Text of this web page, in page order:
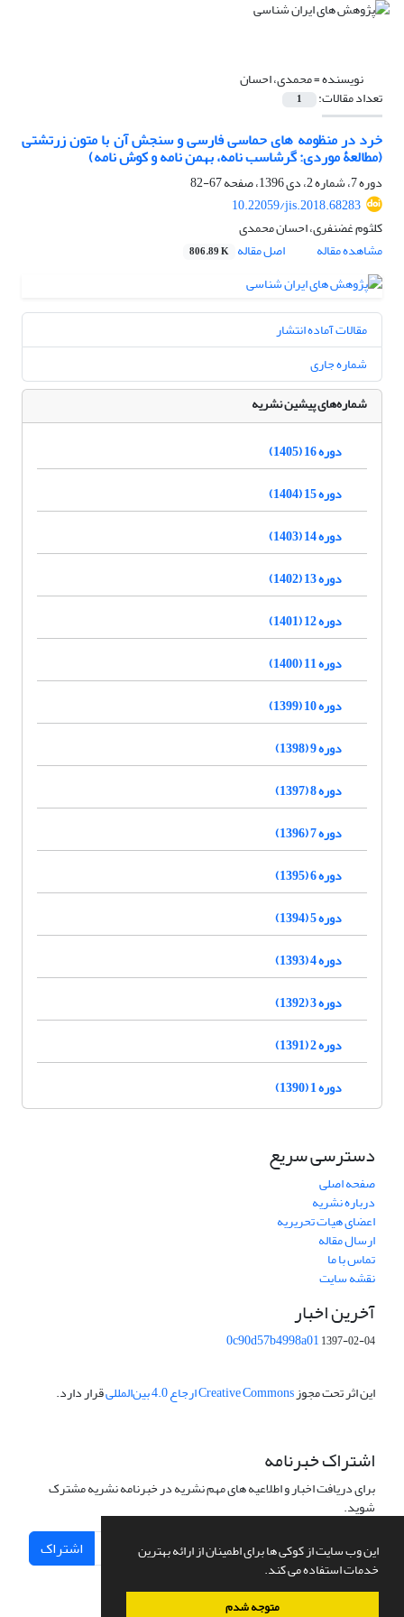
این وب سایت از کوکی ها برای اطمینان از ارائه بهترین
خدمات استفاده می کند.
متوجه شدم
نویسنده =محمدی، احسان
تعداد مقالات: 1
خرد در منظومه های حماسی فارسی و سنجش آن با متون زرتشتی
(مطالعۀ موردی: گرشاسب نامه، بهمن نامه و کوش نامه)
دوره 7، شماره 2، دی 1396، صفحه
67-82
10.22059/jis.2018.68283
کلثوم غضنفری، احسان محمدی
مشاهده مقاله
اصل مقاله 806.89 K
مقالات آماده انتشار
شماره جاری
شماره‌های پیشین نشریه
دوره 16 (1405)
دوره 15 (1404)
دوره 14 (1403)
دوره 13 (1402)
دوره 12 (1401)
دوره 11 (1400)
دوره 10 (1399)
دوره 9 (1398)
دوره 8 (1397)
دوره 7 (1396)
دوره 6 (1395)
دوره 5 (1394)
دوره 4 (1393)
دوره 3 (1392)
دوره 2 (1391)
دوره 1 (1390)
دسترسی سریع
صفحه اصلی
درباره نشریه
اعضای هیات تحریریه
ارسال مقاله
تماس با ما
نقشه سایت
آخرین اخبار
0c90d57b4998a011397-02-04
این اثر تحت مجوزCreative Commons ارجاع 4.0 بین‌المللی قرار دارد.
اشتراک خبرنامه
برای دریافت اخبار و اطلاعیه های مهم نشریه در خبرنامه نشریه مشترک
شوید.
اشتراک